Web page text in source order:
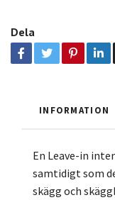
Dela
INFORMATION
En Leave-in
samtidigt som
skägg och